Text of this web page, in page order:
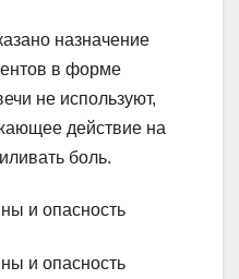
назначение
в форме
не используют,
действие на
боль.